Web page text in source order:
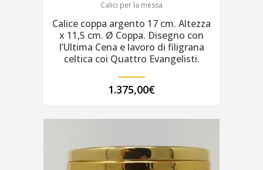
Calici per la messa
Calice coppa argento 17 cm. Altezza
x 11,5 cm. Ø Coppa. Disegno con
l’Ultima Cena e lavoro di filigrana
celtica coi Quattro Evangelisti.
1.375,00€